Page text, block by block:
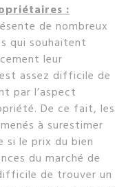
:
de nombreux
qui souhaitent
leur
assez difficile de
par l’aspect
De ce fait, les
à surestimer
si le prix du bien
du marché de
de trouver un